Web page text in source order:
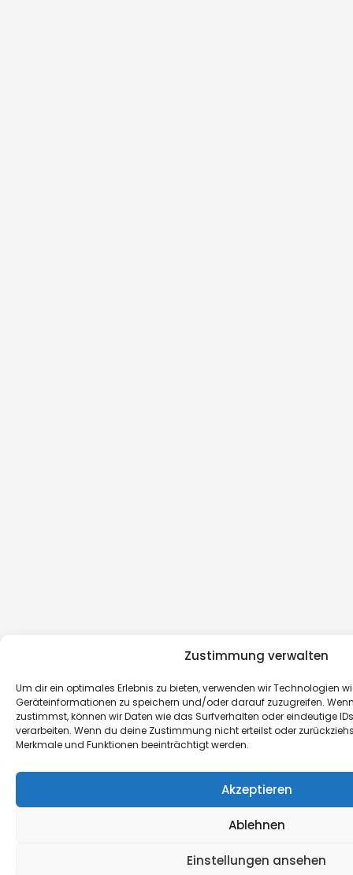
Zustimmung verwalten
Um dir ein optimales Erlebnis zu bieten, verwenden wir Technologien
Geräteinformationen zu speichern und/oder darauf zuzugreifen.
zustimmst, können wir Daten wie das Surfverhalten oder eindeutige
verarbeiten. Wenn du deine Zustimmung nicht erteilst oder
Merkmale und Funktionen beeinträchtigt werden.
Akzeptieren
Ablehnen
Einstellungen ansehen